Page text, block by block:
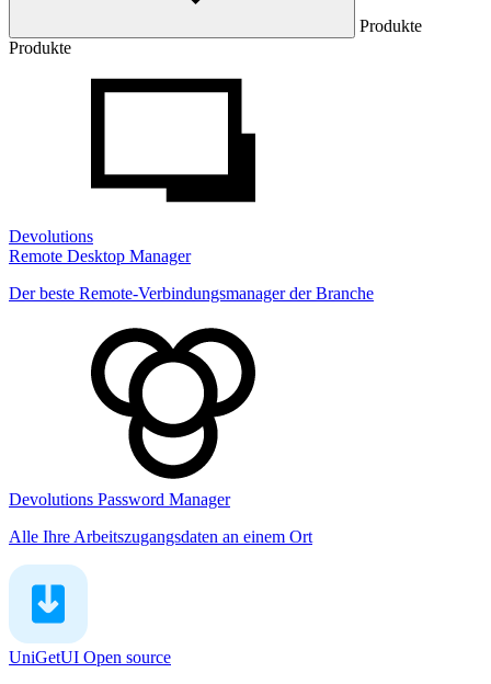
Produkte
Produkte
Devolutions
Remote Desktop Manager
Der beste Remote-Verbindungsmanager der Branche
Devolutions Password Manager
Alle Ihre Arbeitszugangsdaten an einem Ort
UniGetUI Open source